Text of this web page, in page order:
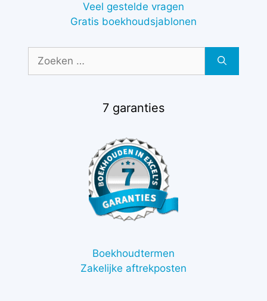
Veel gestelde vragen
Gratis boekhoudsjablonen
Zoek
7 garanties
Boekhoudtermen
Zakelijke aftrekposten